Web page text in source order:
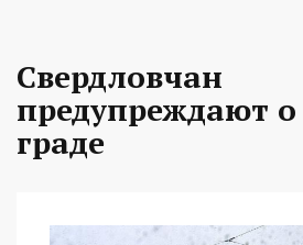
Свердловчан
предупреждают
граде